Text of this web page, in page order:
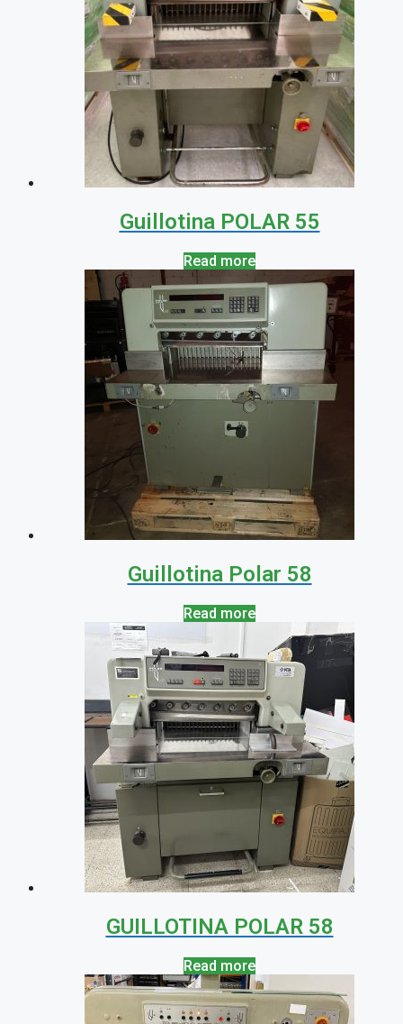
Guillotina POLAR 55
Read more
Guillotina Polar 58
Read more
GUILLOTINA POLAR 58
Read more